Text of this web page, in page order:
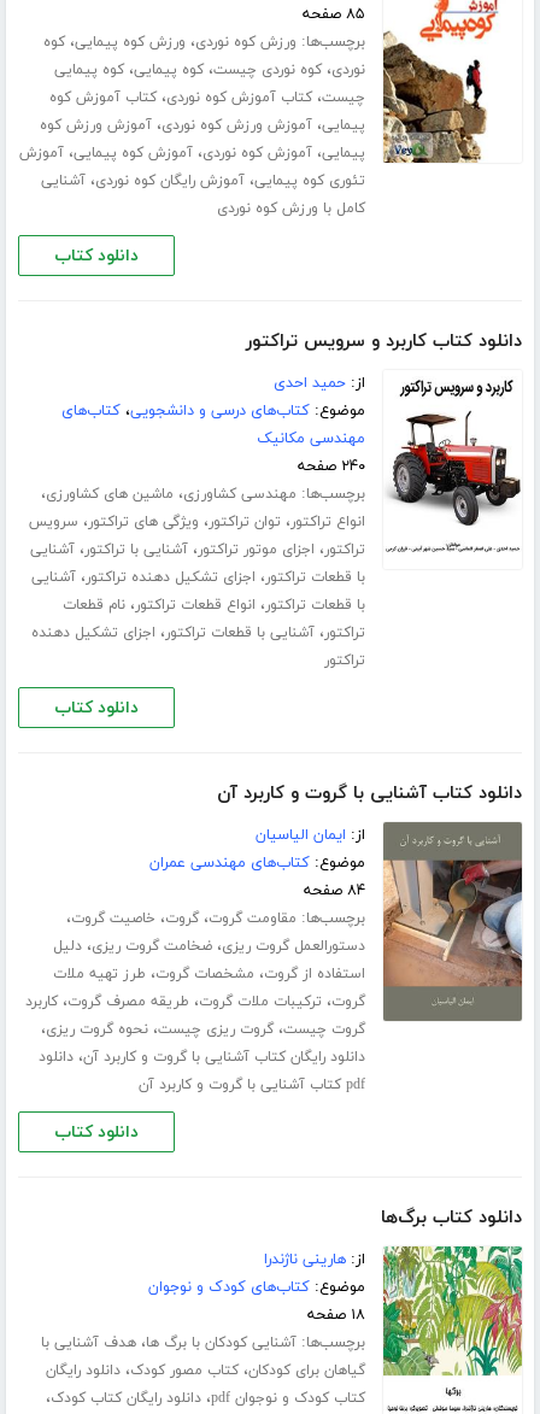
۸۵ صفحه
برچسب‌ها: ورزش کوه نوردی، ورزش کوه پیمایی،کوه
نوردی،کوه نوردی چیست،کوه پیمایی،کوه پیمایی
چیست،کتاب آموزش کوه نوردی،کتاب آموزش کوه
پیمایی،آموزش ورزش کوه نوردی،آموزش ورزش کوه
پیمایی،آموزش کوه نوردی،آموزش کوه پیمایی،آموزش
تئوری کوه پیمایی،آموزش رایگان کوه نوردی،آشنایی
کامل با ورزش کوه نوردی
دانلود کتاب
دانلود کتاب کاربرد و سرویس تراکتور
از:حمید احدی
موضوع:کتاب‌های درسی و دانشجویی،کتاب‌های
مهندسی مکانیک
۲۴۰ صفحه
برچسب‌ها: مهندسی کشاورزی، ماشین های کشاورزی،
انواع تراکتور، توان تراکتور، ویژگی های تراکتور، سرویس
تراکتور، اجزای موتور تراکتور،آشنایی با تراکتور،آشنایی
با قطعات تراکتور، اجزای تشکیل دهنده تراکتور،آشنایی
با قطعات تراکتور، انواع قطعات تراکتور،نام قطعات
تراکتور،آشنایی با قطعات تراکتور، اجزای تشکیل دهنده
تراکتور
دانلود کتاب
دانلود کتاب آشنایی با گروت و کاربرد آن
از: ایمان الیاسیان
موضوع:کتاب‌های مهندسی عمران
۸۴ صفحه
برچسب‌ها: مقاومت گروت،گروت، خاصیت گروت،
دستورالعمل گروت ریزی،ضخامت گروت ریزی،دلیل
استفاده از گروت، مشخصات گروت، طرز تهیه ملات
گروت، ترکیبات ملات گروت، طریقه مصرف گروت،کاربرد
گروت چیست،گروت ریزی چیست،نحوه گروت ریزی،
دانلود رایگان کتاب آشنایی با گروت و کاربرد آن،دانلود
pdf کتاب آشنایی با گروت و کاربرد آن
دانلود کتاب
دانلود کتاب برگ‌ها
از:هارینی ناژندرا
موضوع:کتاب‌های کودک و نوجوان
۱۸ صفحه
برچسب‌ها:آشنایی کودکان با برگ ها،هدف آشنایی با
گیاهان برای کودکان،کتاب مصور کودک،دانلود رایگان
کتاب کودک و نوجوان pdf
،دانلود رایگان کتاب کودک،